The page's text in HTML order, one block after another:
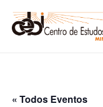
« Todos Eventos